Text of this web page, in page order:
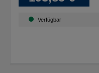
Verfügbar